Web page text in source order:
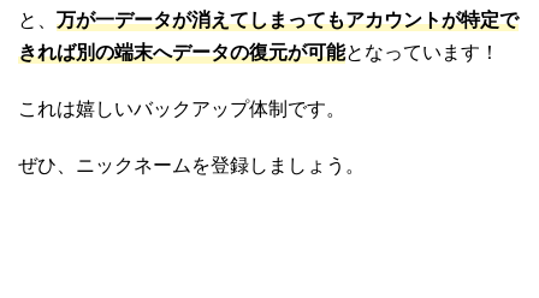
と、 万が一データが消えてしまってもアカウントが特定で
きれば別の端末へデータの復元が可能となっています！
これは嬉しいバックアップ体制です。
ぜひ、ニックネームを登録しましょう。